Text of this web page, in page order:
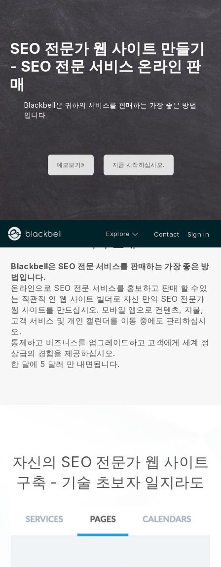
SEO 전문가 웹 사이트 만들기
-SEO 전문 서비스 온라인 판
매
Blackbell은 귀하의 서비스를 판매하는 가장 좋은 방법
입니다.
데모보기» 지금 시작하십시오.
Explore Contact Sign in
Blackbell은 SEO 전문 서비스를 판매하는 가장 좋은 방
법입니다.
온라인으로 SEO 전문 서비스를 홍보하고 판매 할 수있
는 직관적 인 웹 사이트 빌더로 자신 만의 SEO 전문가
웹 사이트를 만드십시오. 모바일 앱으로 컨텐츠, 지불,
고객 서비스 및 개인 캘린더를 이동 중에도 관리하십시
오.
통제하고 비즈니스를 업그레이드하고 고객에게 세계 정
상급의 경험을 제공하십시오.
한 달에 5 달러 만 내면됩니다.
자신의 SEO 전문가 웹 사이트
구축 - 기술 초보자 일지라도